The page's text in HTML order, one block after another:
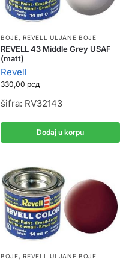
BOJE, REVELL ULJANE BOJE
REVELL 43 Middle Grey USAF
(matt)
Revell
330,00 рсд
šifra: RV32143
Dodaj u korpu
BOJE, REVELL ULJANE BOJE